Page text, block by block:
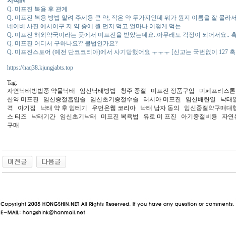
Q. 미프진 복용 후 관계
Q. 미프진 복용 방법 알려 주세용 큰 약, 작은 약 두가지인데 뭐가 뭔지 이름을 잘 몰라
네이버 사진 예시이구 저 약 중에 뭘 먼저 먹고 얼마나 어떻게 먹는
Q. 미프진 해외약국이라는 곳에서 미프진을 받았는데요..아무래도 걱정이 되어서요..
Q. 미프진 어디서 구하나요?? 불법인가요?
Q. 미프진스토어 (예전 단코코리아)에서 사기당했어요 ㅜㅜㅜ [신고는 국번없이 127
https://haq38.kjungjabts.top
Tag:
자연낙태방법중 약물낙태 임신낙태방법 청주 중절 미프진 정품구입 미페프리스
산약 미­프진 임신중절흡입술 임신초기중절수술 러시아 미프진 임신배란일 낙태
격 아기집 낙태 약 후 임테기 우먼온웹 코리아 낙태 남자 동의 임신중절약구매대
스 티즈 낙태기간 임신초기낙태 미프진 복욕법 유로 미 프진 아기중절비용 자
구매